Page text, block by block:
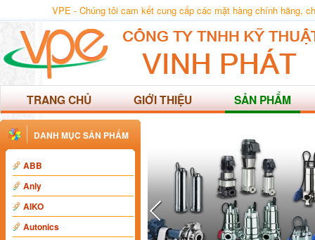
VPE - Chúng tôi cam kết cung cấp các mặt hàng chính hãng,
TRANG CHỦ GIỚI THIỆU SẢN PHẨM
DANH MỤC SẢN PHẨM
ABB
Anly
AIKO
Autonics